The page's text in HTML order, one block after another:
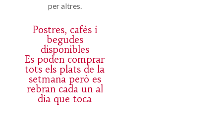
per altres.
Postres, cafès i
begudes
disponibles
Es poden comprar
tots els plats de la
setmana però es
rebran cada un al
dia que toca